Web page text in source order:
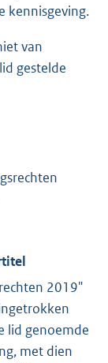
kennisgeving.
van
gestelde
2019"
lid genoemde
met dien